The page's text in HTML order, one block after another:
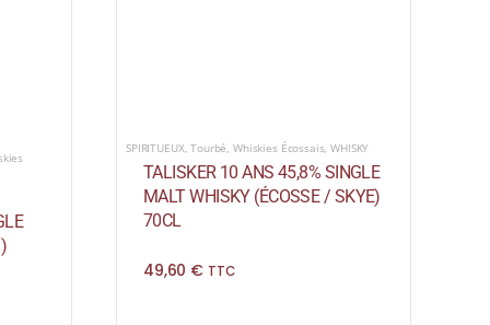
SPIRITUEUX,Tourbé,Whiskies Écossais,WHISKY
TALISKER 10 ANS 45,8% SINGLE
MALT WHISKY (ÉCOSSE / SKYE)
70CL
49,60 € TTC